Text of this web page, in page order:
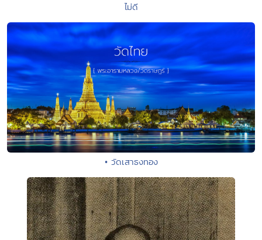
ไม่ดี
• วัดเสาธงทอง